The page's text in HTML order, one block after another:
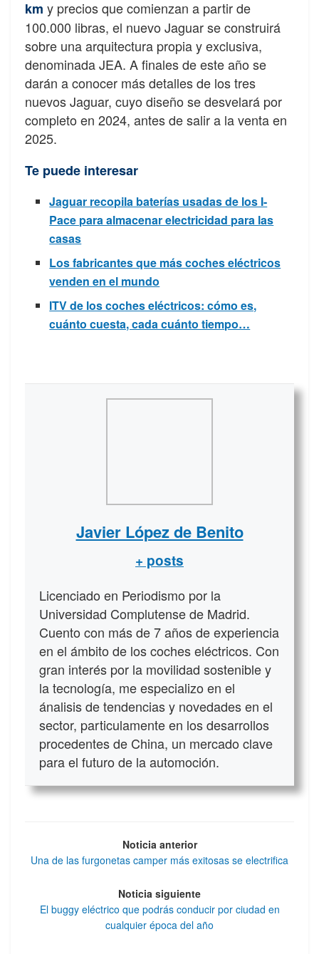
km y precios que comienzan a partir de
100.000 libras, el nuevo Jaguar se construirá
sobre una arquitectura propia y exclusiva,
denominada JEA. A finales de este año se
darán a conocer más detalles de los tres
nuevos Jaguar, cuyo diseño se desvelará por
completo en 2024, antes de salir a la venta en
2025.
Te puede interesar
Jaguar recopila baterías usadas de los I-
Pace para almacenar electricidad para las
casas
Los fabricantes que más coches eléctricos
venden en el mundo
ITV de los coches eléctricos: cómo es,
cuánto cuesta, cada cuánto tiempo…
Javier López de Benito
+ posts
Licenciado en Periodismo por la
Universidad Complutense de Madrid.
Cuento con más de 7 años de experiencia
en el ámbito de los coches eléctricos. Con
gran interés por la movilidad sostenible y
la tecnología, me especializo en el
ánalisis de tendencias y novedades en el
sector, particulamente en los desarrollos
procedentes de China, un mercado clave
para el futuro de la automoción.
Noticia anterior
Una de las furgonetas camper más exitosas se electrifica
Noticia siguiente
El buggy eléctrico que podrás conducir por ciudad en
cualquier época del año